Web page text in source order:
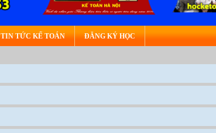
TIN TỨC KẾ TOÁN ĐĂNG KÝ HỌC